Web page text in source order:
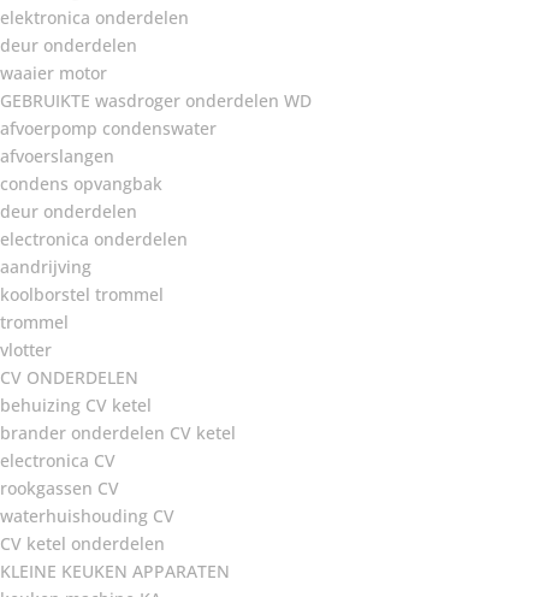
elektronica onderdelen
deur onderdelen
waaier motor
GEBRUIKTE wasdroger onderdelen WD
afvoerpomp condenswater
afvoerslangen
condens opvangbak
deur onderdelen
electronica onderdelen
aandrijving
koolborstel trommel
trommel
vlotter
CV ONDERDELEN
behuizing CV ketel
brander onderdelen CV ketel
electronica CV
rookgassen CV
waterhuishouding CV
CV ketel onderdelen
KLEINE KEUKEN APPARATEN